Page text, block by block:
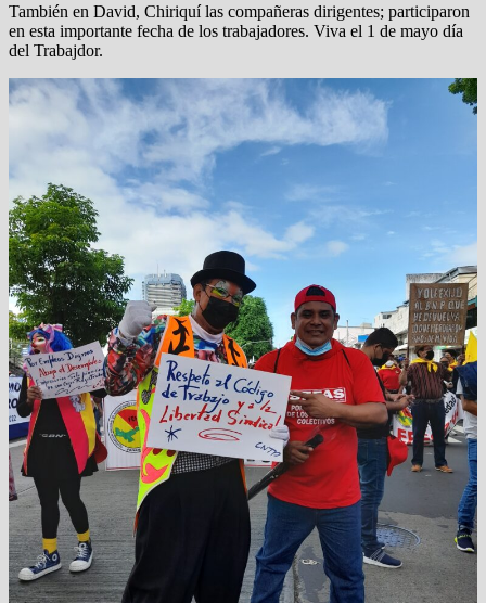
También en David, Chiriquí las compañeras dirigentes; participaron
en esta importante fecha de los trabajadores. Viva el 1 de mayo día
del Trabajdor.